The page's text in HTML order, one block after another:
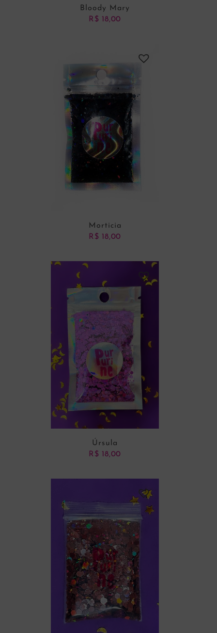
ADICIONAR AO CARRINHO
Bloody Mary
R$ 18,00
ADICIONAR AO CARRINHO
Morticia
R$ 18,00
ADICIONAR AO CARRINHO
Úrsula
R$ 18,00